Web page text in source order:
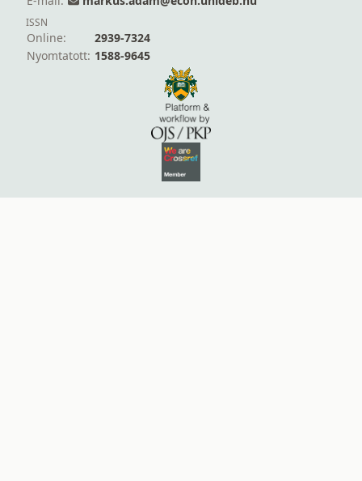
ISSN
Online:
2939-7324
Nyomtatott: 1588-9645